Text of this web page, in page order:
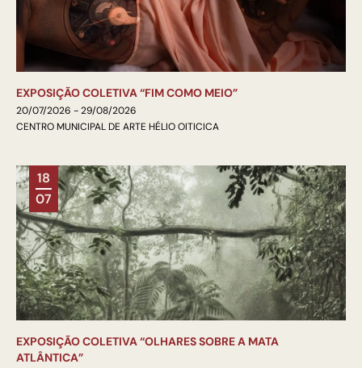
EXPOSIÇÃO COLETIVA “FIM COMO MEIO”
20/07/2026 - 29/08/2026
CENTRO MUNICIPAL DE ARTE HÉLIO OITICICA
18
07
EXPOSIÇÃO COLETIVA “OLHARES SOBRE A MATA
ATLÂNTICA”